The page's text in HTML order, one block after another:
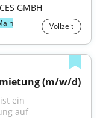
GMBH
Vollzeit
(m/w/d)
ein
auf